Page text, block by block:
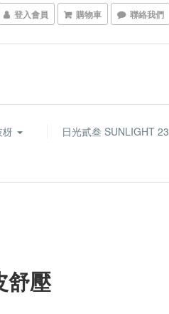
登入會員 購物車 聯絡我們
日光貳叁 SUNLIGHT 23
舒壓